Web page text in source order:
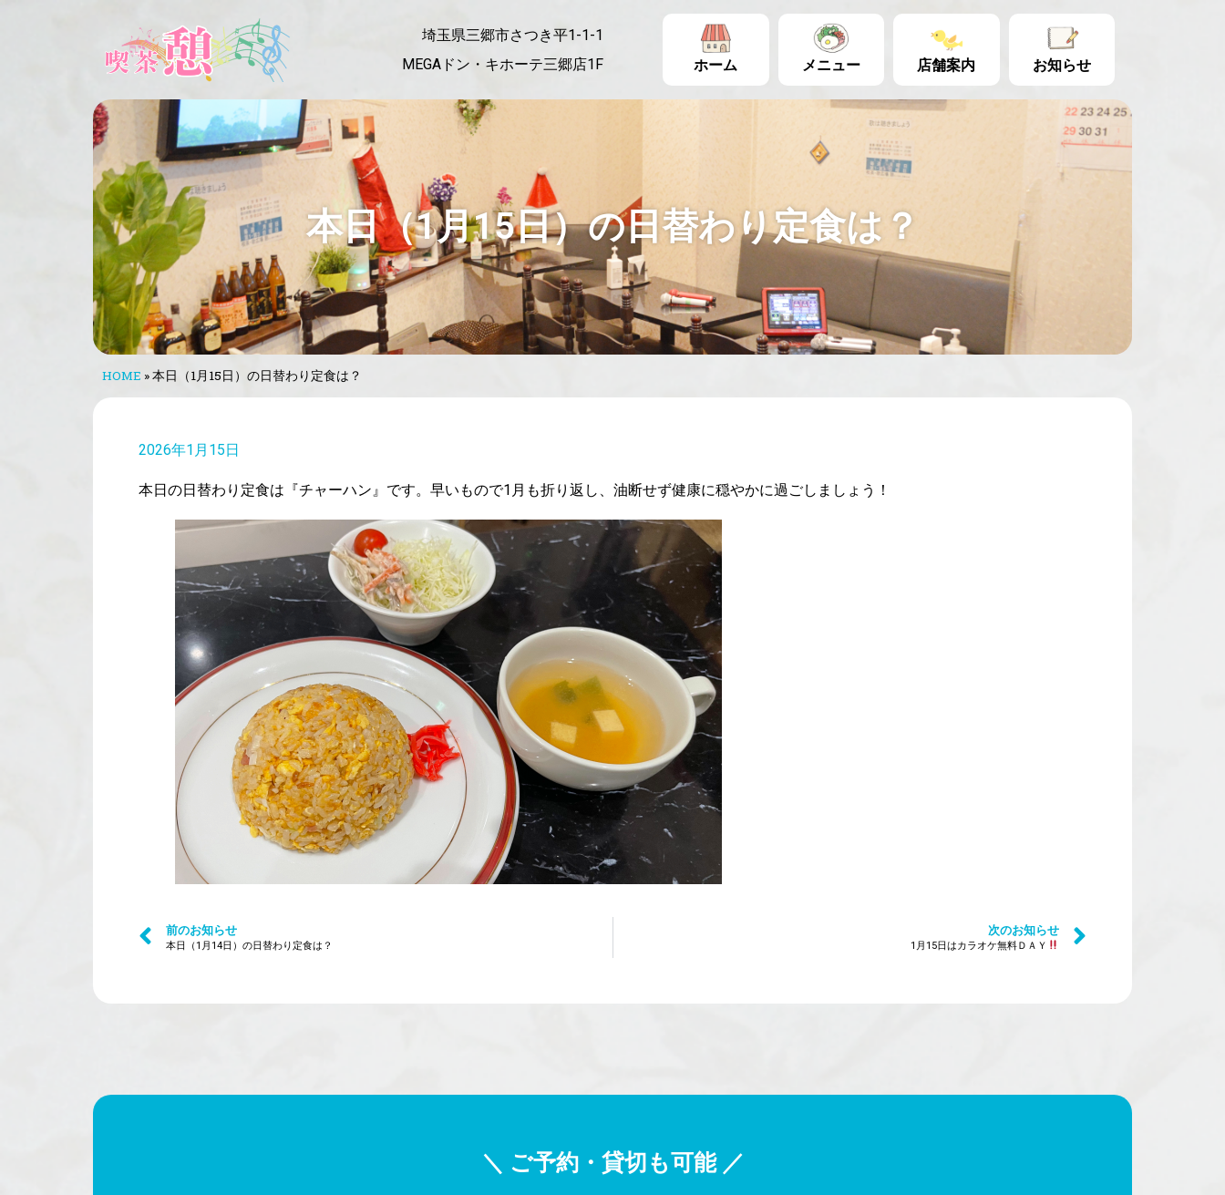
埼玉県三郷市さつき平1-1-1
MEGAドン・キホーテ三郷店1F
ホーム メニュー 店舗案内 お知らせ
本日（1月15日）の日替わり定食は？
HOME »本日（1月15日）の日替わり定食は？
2026年1月15日
本日の日替わり定食は『チャーハン』です。早いもので1月も折り返し、油断せず健康に穏やかに過ごしましょう！
前のお知らせ
本日（1月14日）の日替わり定食は？
次のお知らせ
1月15日はカラオケ無料ＤＡＹ
＼ ご予約・貸切も可能 ／